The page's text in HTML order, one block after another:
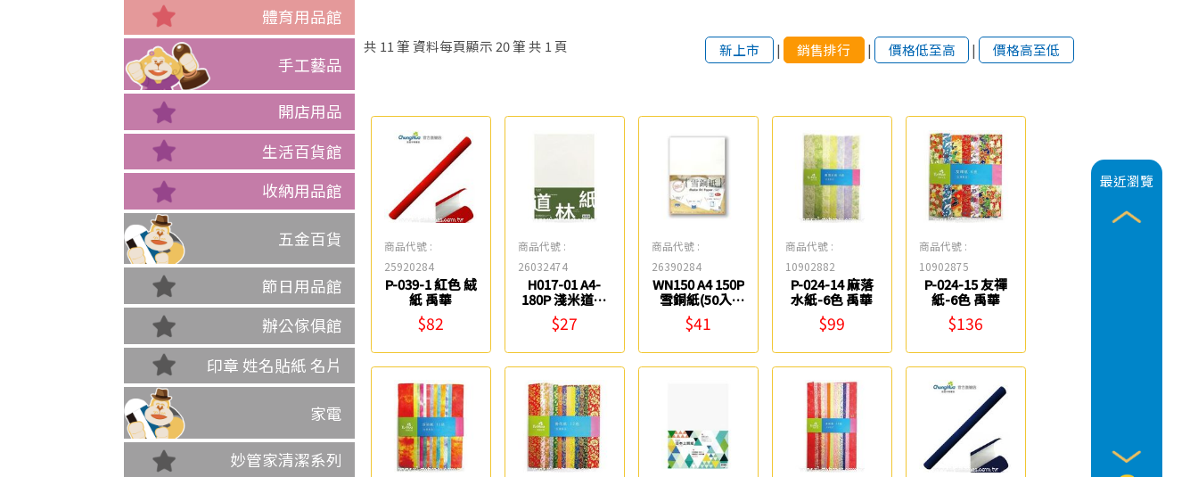
最近瀏覽
體育用品館
手工藝品
開店用品
生活百貨館
收納用品館
五金百貨
節日用品館
辦公傢俱館
印章 姓名貼紙 名片
家電
妙管家清潔系列
共 11筆 資料每頁顯示 20筆 共 1頁 新上市 | 銷售排行 | 價格低至高 | 價格高至低
商品代號 :
25920284
P-039-1 紅色 絨
紙 禹華
$82
商品代號 :
26032474
H017-01 A4-
180P 淺米道林
紙(10張入) 紙
博館
$27
商品代號 :
26390284
WN150 A4 150P
雪銅紙(50入)
紙博館
$41
商品代號 :
10902882
P-024-14 麻落
水紙-6色 禹華
$99
商品代號 :
10902875
P-024-15 友禪
紙-6色 禹華
$136